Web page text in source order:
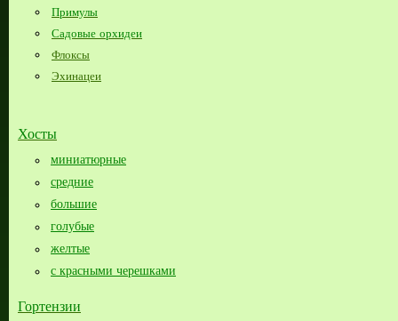
Примулы
Садовые орхидеи
Флоксы
Эхинацеи
Хосты
миниатюрные
средние
большие​
голубые
желтые
с красными черешками
Гортензии